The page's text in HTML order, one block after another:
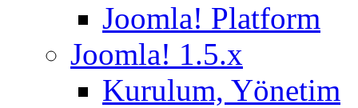
Joomla! Platform
Joomla! 1.5.x
Kurulum, Yönetim